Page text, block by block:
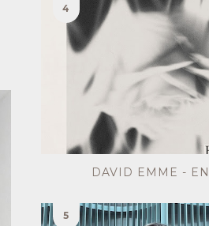
DAVID EMME -